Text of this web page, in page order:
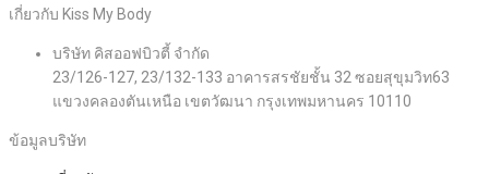
เกี่ยวกับ Kiss My Body
บริษัท คิสออฟบิวตี้ จำกัด
23/126-127, 23/132-133 อาคารสรชัยชั้น 32 ซอยสุขุมวิท63
แขวงคลองตันเหนือ เขตวัฒนา กรุงเทพมหานคร 10110
ข้อมูลบริษัท